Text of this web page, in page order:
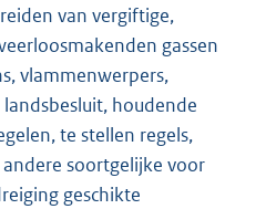
van vergiftige,
gassen
vlammenwerpers,
houdende
te stellen regels,
soortgelijke voor
geschikte